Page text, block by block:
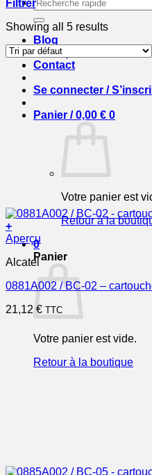
pour :
Blog
Boutique
Contact
Se connecter /
Panier /0,00 € 0
Votre panier est
Retour à la
0
Panier
Votre panier est vide.
Retour à la boutique
Filtrer
Showing all 5 results
+
Aperçu
Alcatel
0881A002 / BC-02 –
21,12 € TTC